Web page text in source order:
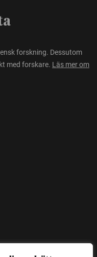
forskning. Dessutom
med forskare. Läs mer om